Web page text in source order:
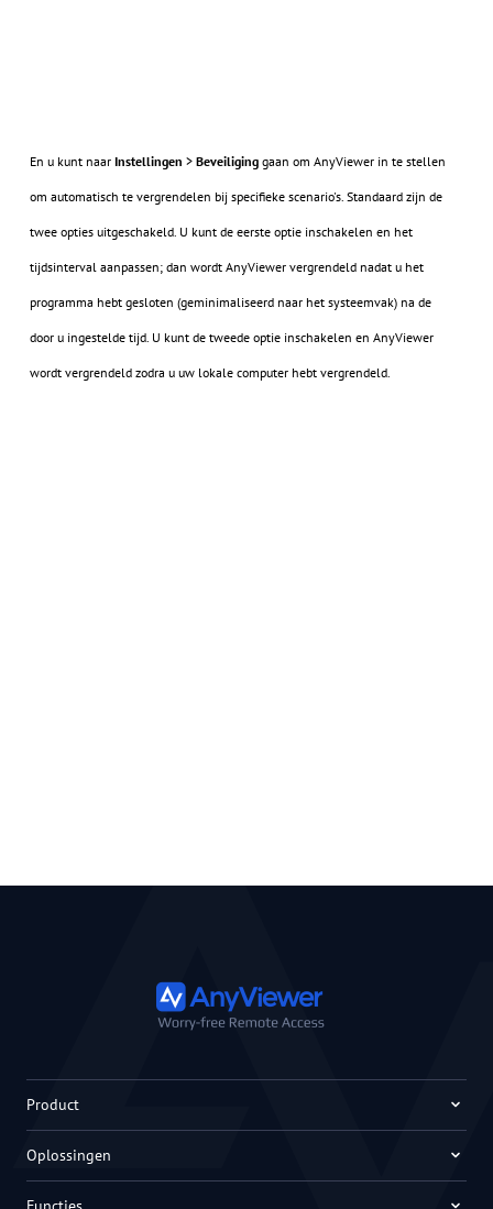
En u kunt naarInstellingen > Beveiliginggaan om AnyViewer in te stellen
om automatisch te vergrendelen bij specifieke scenario's. Standaard zijn de
twee opties uitgeschakeld. U kunt de eerste optie inschakelen en het
tijdsinterval aanpassen; dan wordt AnyViewer vergrendeld nadat u het
programma hebt gesloten (geminimaliseerd naar het systeemvak) na de
door u ingestelde tijd. U kunt de tweede optie inschakelen en AnyViewer
wordt vergrendeld zodra u uw lokale computer hebt vergrendeld.
Product
Oplossingen